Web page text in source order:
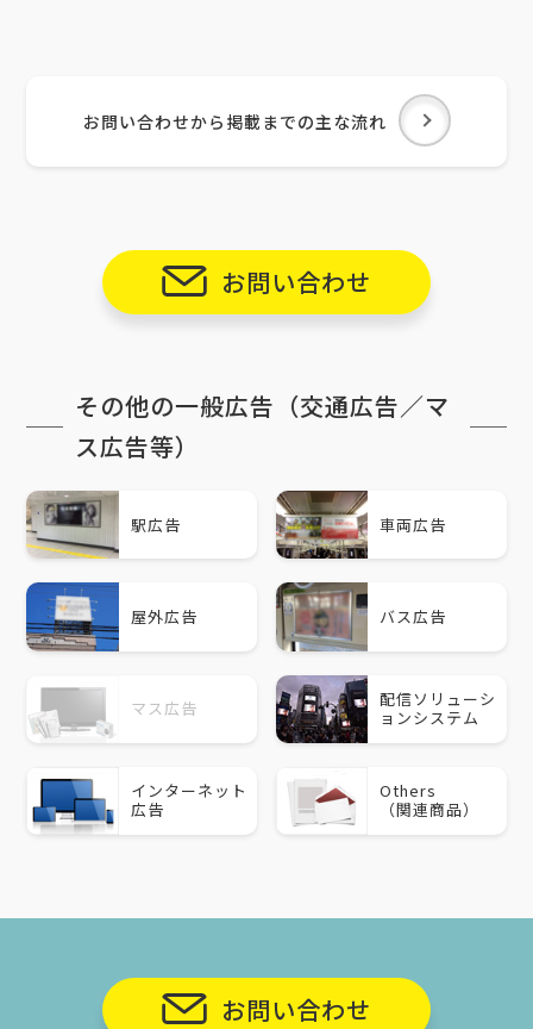
お問い合わせから掲載までの主な流れ
お問い合わせ
その他の一般広告（交通広告／マ
ス広告等）
駅広告 車両広告
屋外広告 バス広告
マス広告
配信ソリューシ
ョンシステム
インターネット
広告
Others
（関連商品）
お問い合わせ